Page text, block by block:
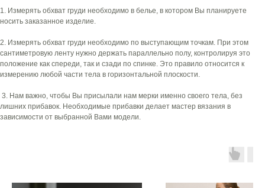
1. Измерять обхват груди необходимо в белье, в котором Вы планируете
носить заказанное изделие.
2. Измерять обхват груди необходимо по выступающим точкам. При этом
сантиметровую ленту нужно держать параллельно полу, контролируя это
положение как спереди, так и сзади по спинке. Это правило относится к
измерению любой части тела в горизонтальной плоскости.
3. Нам важно, чтобы Вы присылали нам мерки именно своего тела, без
лишних прибавок. Необходимые прибавки делает мастер вязания в
зависимости от выбранной Вами модели.
Оплата и доставка
Контакты
Варианты заказа
Как обычная оплата картой